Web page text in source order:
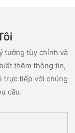
tưởng tùy chỉnh và
thêm thông tin,
trực tiếp với chúng
cầu.